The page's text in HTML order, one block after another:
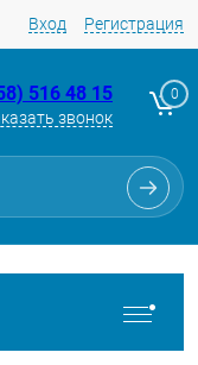
Вход Регистрация
516 48 15
звонок
0